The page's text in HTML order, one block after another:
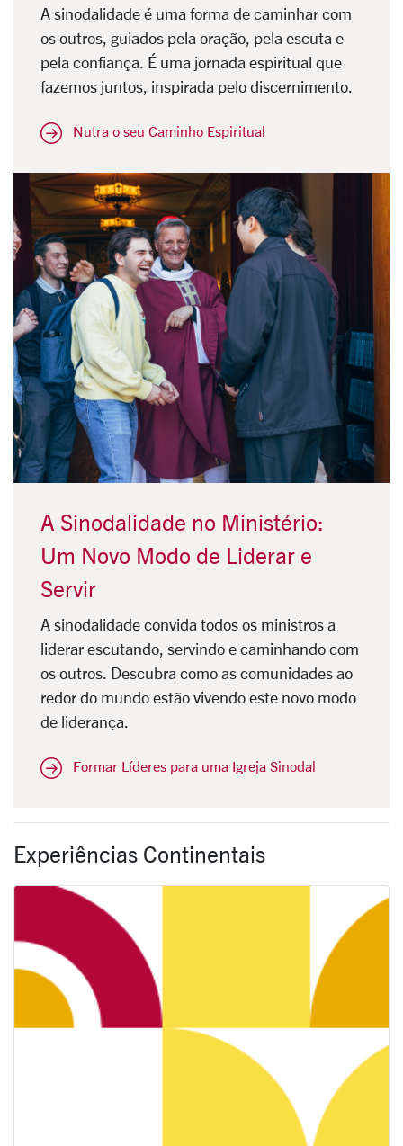
A sinodalidade é uma forma de caminhar com
os outros, guiados pela oração, pela escuta e
pela confiança. É uma jornada espiritual que
fazemos juntos, inspirada pelo discernimento.
Nutra o seu Caminho Espiritual
A Sinodalidade no Ministério:
Um Novo Modo de Liderar e
Servir
A sinodalidade convida todos os ministros a
liderar escutando, servindo e caminhando com
os outros. Descubra como as comunidades ao
redor do mundo estão vivendo este novo modo
de liderança.
Formar Líderes para uma Igreja Sinodal
Experiências Continentais